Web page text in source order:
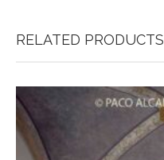
RELATED PRODUCTS